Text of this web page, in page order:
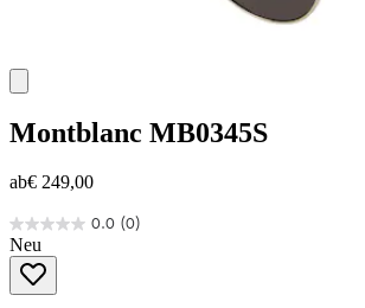
Montblanc MB0345S
ab€ 249,00
0.0 (0)
0.0
von
Sternen.
Neu